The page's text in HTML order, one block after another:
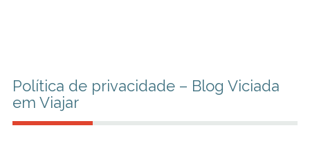
Política de privacidade – Blog Viciada
em Viajar